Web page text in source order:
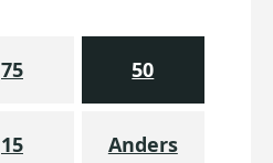
75 50
15 Anders